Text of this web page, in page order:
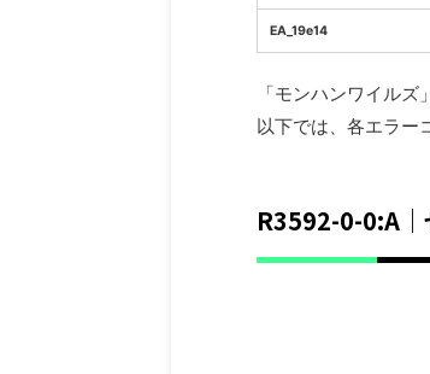
EA_19e14
「モンハンワイル
以下では、各エラー
R3592-0-0:A｜